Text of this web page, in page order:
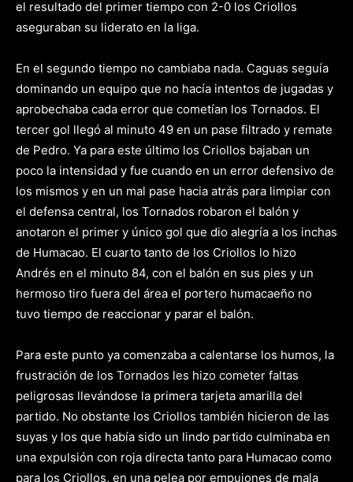
el resultado del primer tiempo con 2-0 los Criollos
aseguraban su liderato en la liga.
En el segundo tiempo no cambiaba nada. Caguas seguía
dominando un equipo que no hacía intentos de jugadas y
aprobechaba cada error que cometían los Tornados. El
tercer gol llegó al minuto 49 en un pase filtrado y remate
de Pedro. Ya para este último los Criollos bajaban un
poco la intensidad y fue cuando en un error defensivo de
los mismos y en un mal pase hacia atrás para limpiar con
el defensa central, los Tornados robaron el balón y
anotaron el primer y único gol que dio alegría a los inchas
de Humacao. El cuarto tanto de los Criollos lo hizo
Andrés en el minuto 84, con el balón en sus pies y un
hermoso tiro fuera del área el portero humacaeño no
tuvo tiempo de reaccionar y parar el balón.
Para este punto ya comenzaba a calentarse los humos, la
frustración de los Tornados les hizo cometer faltas
peligrosas llevándose la primera tarjeta amarilla del
partido. No obstante los Criollos también hicieron de las
suyas y los que había sido un lindo partido culminaba en
una expulsión con roja directa tanto para Humacao como
para los Criollos, en una pelea por empujones de mala